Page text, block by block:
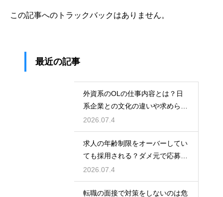
この記事へのトラックバックはありません。
最近の記事
外資系のOLの仕事内容とは？日
系企業との文化の違いや求められ
る英語力とスキル
2026.07.4
求人の年齢制限をオーバーしてい
ても採用される？ダメ元で応募し
て内定を勝ち取る
2026.07.4
転職の面接で対策をしないのは危